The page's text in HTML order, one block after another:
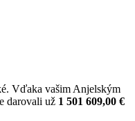
Vďaka vašim Anjelským
darovali už 1 501 609,00 €